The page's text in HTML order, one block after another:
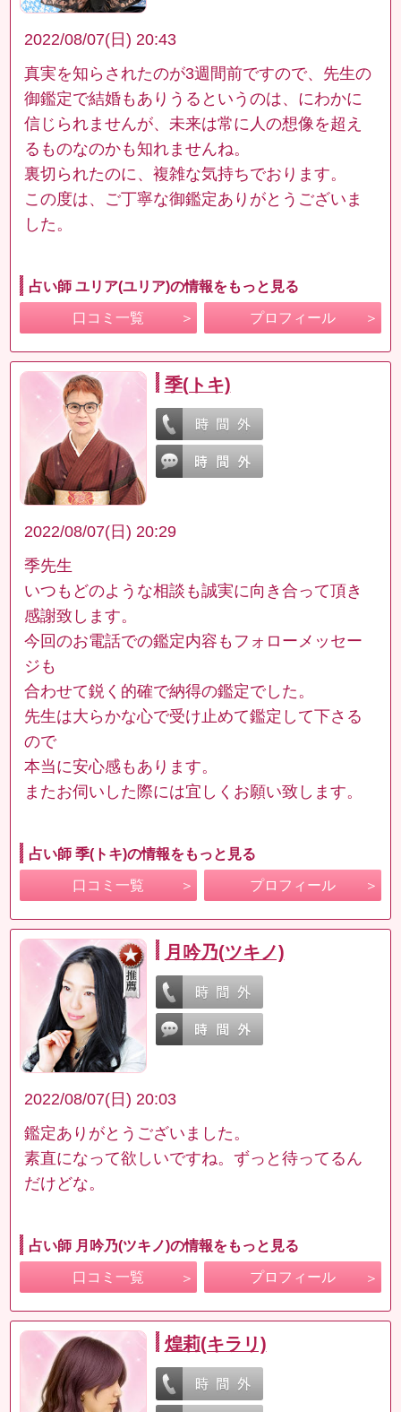
2022/08/07(日) 20:43
真実を知らされたのが3週間前ですので、先生の
御鑑定で結婚もありうるというのは、にわかに
信じられませんが、未来は常に人の想像を超え
るものなのかも知れませんね。
裏切られたのに、複雑な気持ちでおります。
この度は、ご丁寧な御鑑定ありがとうございま
した。
占い師 ユリア(ユリア)の情報をもっと見る
口コミ一覧 プロフィール
季(トキ)
2022/08/07(日) 20:29
季先生
いつもどのような相談も誠実に向き合って頂き
感謝致します。
今回のお電話での鑑定内容もフォローメッセー
ジも
合わせて鋭く的確で納得の鑑定でした。
先生は大らかな心で受け止めて鑑定して下さる
ので
本当に安心感もあります。
またお伺いした際には宜しくお願い致します。
占い師 季(トキ)の情報をもっと見る
口コミ一覧 プロフィール
月吟乃(ツキノ)
2022/08/07(日) 20:03
鑑定ありがとうございました。
素直になって欲しいですね。ずっと待ってるん
だけどな。
占い師 月吟乃(ツキノ)の情報をもっと見る
口コミ一覧 プロフィール
煌莉(キラリ)